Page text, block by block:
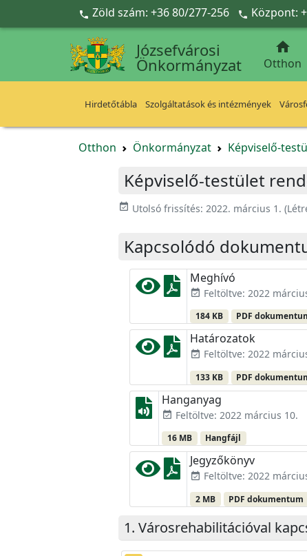
Ugrás a fő tartalomra
 Zöld szám: +36 80/277-256  Központ:
Józsefvárosi
Önkormányzat

Otthon
Hirdetőtábla Szolgáltatások és intézmények
Otthon Önkormányzat Képviselő-
Képviselő-testület
event_available Utolsó frissítés: 2022. március 1.
Kapcsolódó
Meghívó
event_available Feltöltve: 2022
184 KB PDF
Határozatok
event_available Feltöltve: 2022
133 KB PDF
Hanganyag
event_available Feltöltve: 2022 március 10.
16 MB Hangfájl
Jegyzőkönyv
event_available Feltöltve: 2022
2 MB PDF dokumentum
Városrehabilitációval